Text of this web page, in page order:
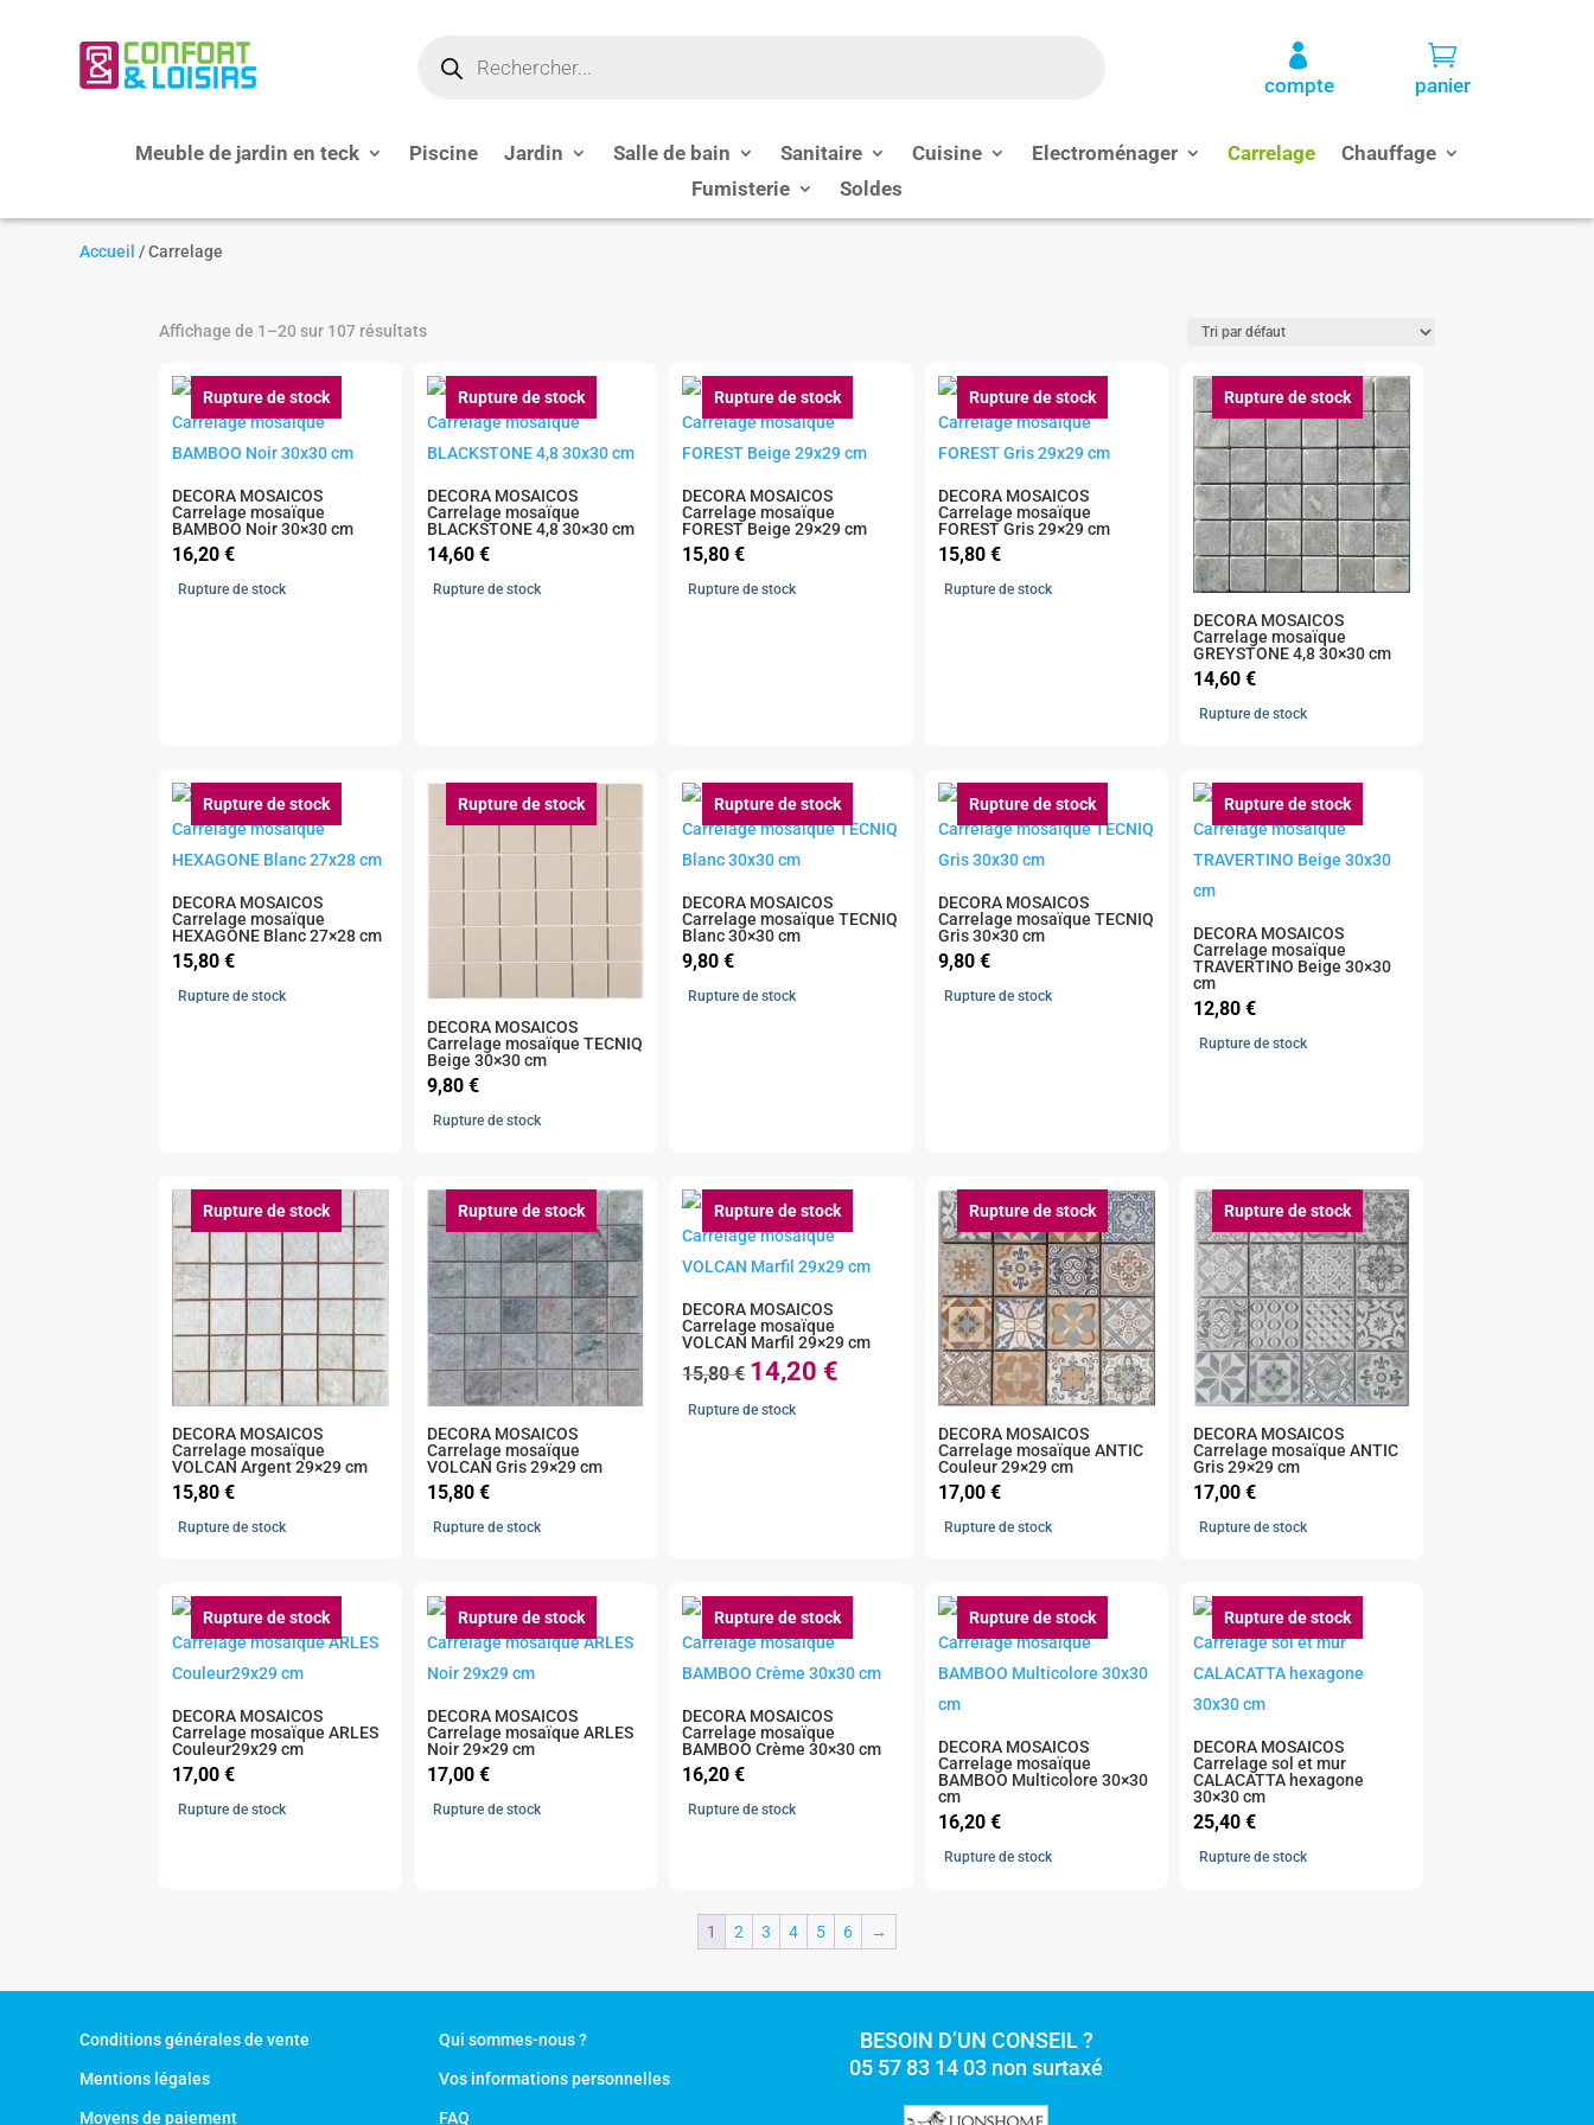
produits

compte

panier
Meuble de jardin en teck Piscine Jardin Salle de bain Sanitaire Cuisine Electroménager Carrelage
Chauffage
Fumisterie
Soldes
Accueil / Carrelage
Affichage de 1–20 sur 107 résultats
Rupture de stock
DECORA MOSAICOS
Carrelage mosaïque
BAMBOO Noir 30×30 cm
16,20€
Rupture de stock
Rupture de stock
DECORA MOSAICOS
Carrelage mosaïque
BLACKSTONE 4,8 30×30 cm
14,60€
Rupture de stock
Rupture de stock
DECORA MOSAICOS
Carrelage mosaïque
FOREST Beige 29×29 cm
15,80€
Rupture de stock
Rupture de stock
DECORA MOSAICOS
Carrelage mosaïque
FOREST Gris 29×29 cm
15,80 €
Rupture de stock
Rupture de stock
DECORA MOSAICOS
Carrelage mosaïque
GREYSTONE 4,8 30×30 cm
14,60 €
Rupture de stock
Rupture de stock
DECORA MOSAICOS
Carrelage mosaïque
HEXAGONE Blanc 27×28 cm
15,80€
Rupture de stock
Rupture de stock
DECORA MOSAICOS
Carrelage mosaïque TECNIQ
Beige 30×30 cm
9,80€
Rupture de stock
Rupture de stock
DECORA MOSAICOS
Carrelage mosaïque TECNIQ
Blanc 30×30 cm
9,80€
Rupture de stock
Rupture de stock
DECORA MOSAICOS
Carrelage mosaïque TECNIQ
Gris 30×30 cm
9,80 €
Rupture de stock
Rupture de stock
DECORA MOSAICOS
Carrelage mosaïque
TRAVERTINO Beige 30×30
cm
12,80 €
Rupture de stock
Rupture de stock
DECORA MOSAICOS
Carrelage mosaïque
VOLCAN Argent 29×29 cm
15,80€
Rupture de stock
Rupture de stock
DECORA MOSAICOS
Carrelage mosaïque
VOLCAN Gris 29×29 cm
15,80€
Rupture de stock
Rupture de stock
DECORA MOSAICOS
Carrelage mosaïque
VOLCAN Marfil 29×29 cm
15,80€ Le
prix
initial
14,20 €
Rupture de stock
Rupture de stock
DECORA MOSAICOS
Carrelage mosaïque ANTIC
Couleur 29×29 cm
17,00 €
Rupture de stock
Rupture de stock
DECORA MOSAICOS
Carrelage mosaïque ANTIC
Gris 29×29 cm
17,00 €
Rupture de stock
Rupture de stock
DECORA MOSAICOS
Carrelage mosaïque ARLES
Couleur29x29 cm
17,00€
Rupture de stock
Rupture de stock
DECORA MOSAICOS
Carrelage mosaïque ARLES
Noir 29×29 cm
17,00€
Rupture de stock
Rupture de stock
DECORA MOSAICOS
Carrelage mosaïque
BAMBOO Crème 30×30 cm
16,20€
Rupture de stock
Rupture de stock
DECORA MOSAICOS
Carrelage mosaïque
BAMBOO Multicolore 30×30
cm
16,20 €
Rupture de stock
Rupture de stock
DECORA MOSAICOS
Carrelage sol et mur
CALACATTA hexagone
30×30 cm
25,40 €
Rupture de stock
1 2 3 4 5 6 →
Conditions générales de vente
Mentions légales
Moyens de paiement
Qui sommes-nous ?
Vos informations personnelles
FAQ
BESOIN D’UN CONSEIL ?
05 57 83 14 03 non surtaxé